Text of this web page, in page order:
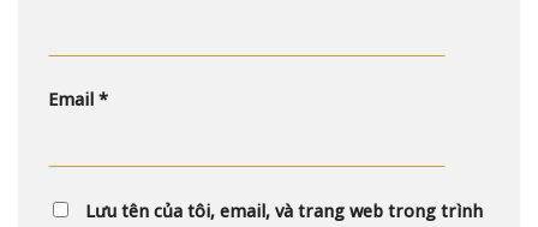
Email *
Lưu tên của tôi, email, và trang web trong trình